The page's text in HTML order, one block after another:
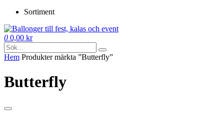
Sortiment
0 0,00 kr
Hem Produkter märkta ”Butterfly”
Butterfly